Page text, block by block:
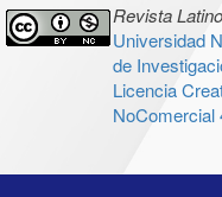
Revista
Universidad
de
Licencia
NoComercial